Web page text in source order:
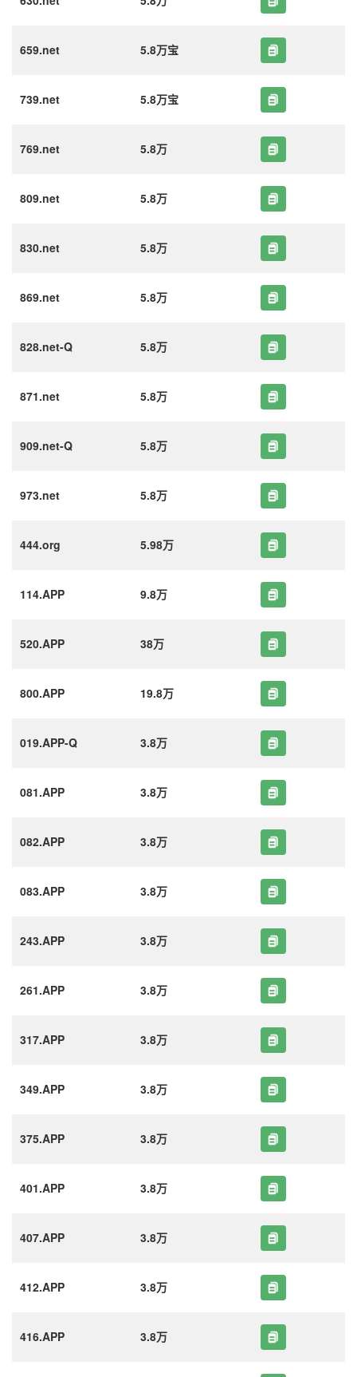
659.net 5.8万宝
739.net 5.8万宝
769.net 5.8万
809.net 5.8万
830.net 5.8万
869.net 5.8万
828.net-Q 5.8万
871.net 5.8万
909.net-Q 5.8万
973.net 5.8万
444.org 5.98万
114.APP 9.8万
520.APP 38万
800.APP 19.8万
019.APP-Q 3.8万
081.APP 3.8万
082.APP 3.8万
083.APP 3.8万
243.APP 3.8万
261.APP 3.8万
317.APP 3.8万
349.APP 3.8万
375.APP 3.8万
401.APP 3.8万
407.APP 3.8万
412.APP 3.8万
416.APP 3.8万